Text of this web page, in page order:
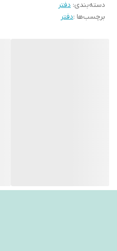
دسته‌بندی: دفتر
برچسب‌ها :دفتر